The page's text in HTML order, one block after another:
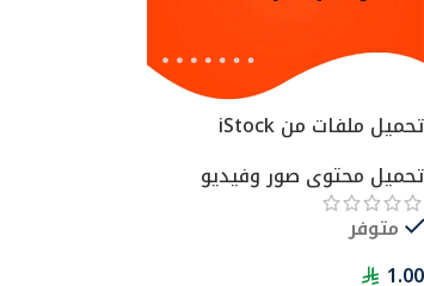
تحميل ملفات من iStock
تحميل محتوى صور وفيديو
متوفر
1.00